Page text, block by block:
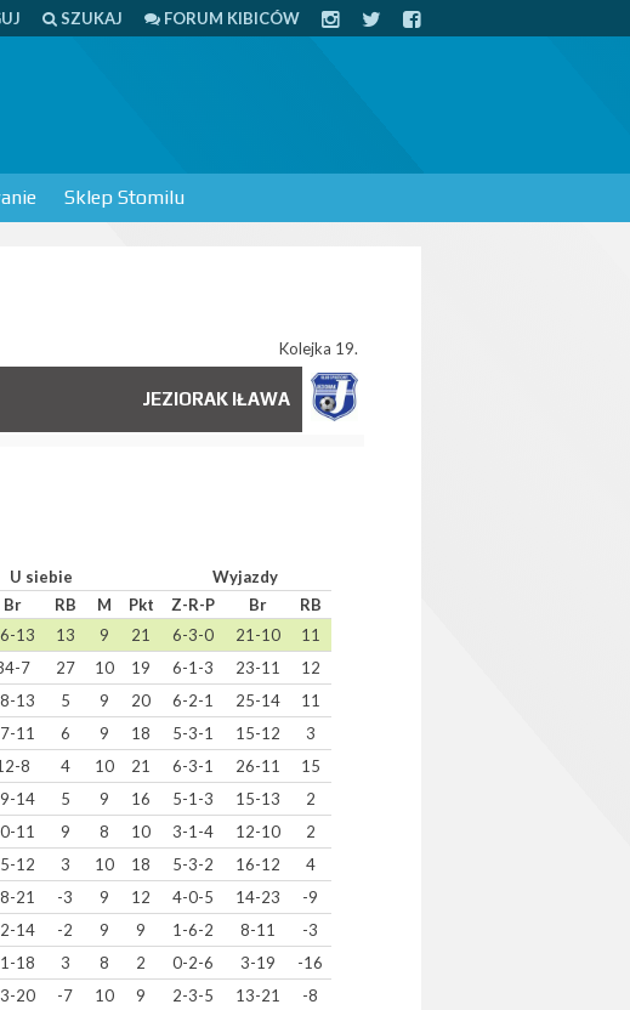
SZUKAJ FORUM KIBICÓW
Sklep Stomilu
Kolejka 19.
JEZIORAK IŁAWA
U siebie
Wyjazdy
Br RB M Pkt Z-R-P Br
RB
13 13 9 21 6-3-0 21-10
11
7 27 10 19 6-1-3 23-11
12
13 5 9 20 6-2-1 25-14
11
11 6 9 18 5-3-1 15-12
3
8 4 10 21 6-3-1 26-11
15
14 5 9 16 5-1-3 15-13
2
11 9 8 10 3-1-4 12-10
2
12 3 10 18 5-3-2 16-12
4
21 -3 9 12 4-0-5 14-23
-9
14 -2 9 9 1-6-2 8-11
-3
18 3 8 2 0-2-6 3-19
-16
20 -7 10 9 2-3-5 13-21
-8